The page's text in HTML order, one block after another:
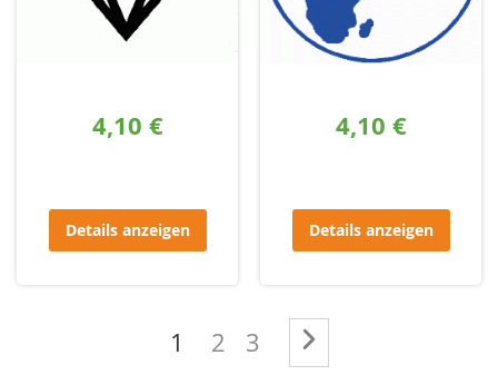
4,10 €
Details anzeigen
4,10 €
Details anzeigen
Sie lesen gerade die Seite
1 Seite
2 Seite
3